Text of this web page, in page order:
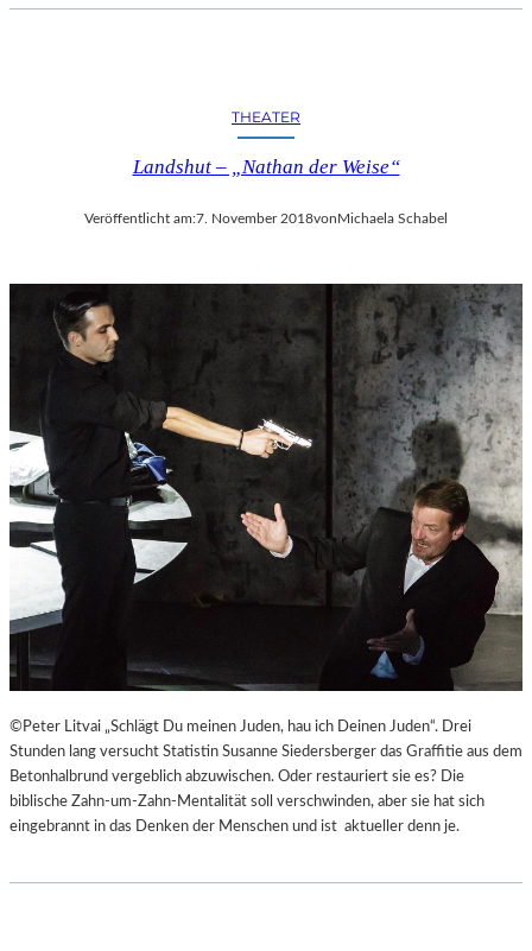
THEATER
Landshut – „Nathan der Weise“
Veröffentlicht am:7. November 2018von Michaela Schabel
©Peter Litvai „Schlägt Du meinen Juden, hau ich Deinen Juden“. Drei
Stunden lang versucht Statistin Susanne Siedersberger das Graffitie aus dem
Betonhalbrund vergeblich abzuwischen. Oder restauriert sie es? Die
biblische Zahn-um-Zahn-Mentalität soll verschwinden, aber sie hat sich
eingebrannt in das Denken der Menschen und ist aktueller denn je.